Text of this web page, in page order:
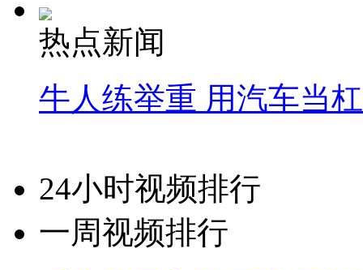
热点新闻
牛人练举重 用汽车当
24小时视频排行
一周视频排行